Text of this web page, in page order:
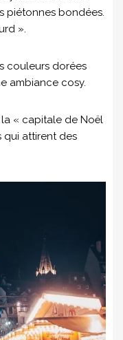
piétonnes bondées.
».
couleurs dorées
ambiance cosy.
« capitale de Noël
qui attirent des